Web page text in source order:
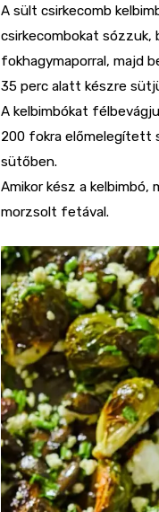
A sült csirkecomb
csirkecombokat sózzuk,
fokhagymaporral, majd
35 perc alatt készre
A kelbimbókat
200 fokra előmelegített
sütőben.
Amikor kész a
morzsolt fetával.